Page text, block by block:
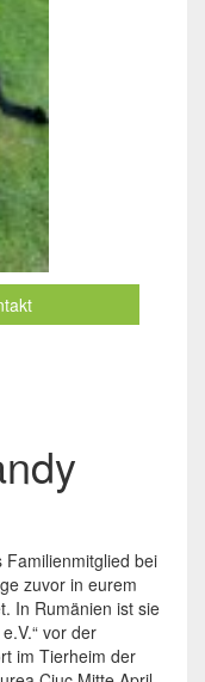
bei
zuvor in eurem
In Rumänien ist sie
vor der
im Tierheim der